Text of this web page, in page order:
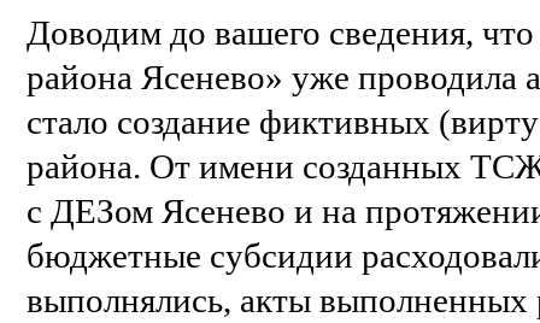
Доводим до вашего сведения,
района Ясенево» уже проводила
стало создание фиктивных
района. От имени созданных
с ДЕЗом Ясенево и на
бюджетные субсидии
выполнялись, акты выполненных